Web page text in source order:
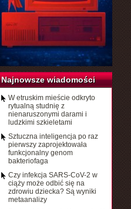
Najnowsze wiadomości
W etruskim mieście odkryto
rytualną studnię z
nienaruszonymi darami i
ludzkimi szkieletami
Sztuczna inteligencja po raz
pierwszy zaprojektowała
funkcjonalny genom
bakteriofaga
Czy infekcja SARS-CoV-2 w
ciąży może odbić się na
zdrowiu dziecka? Są wyniki
metaanalizy